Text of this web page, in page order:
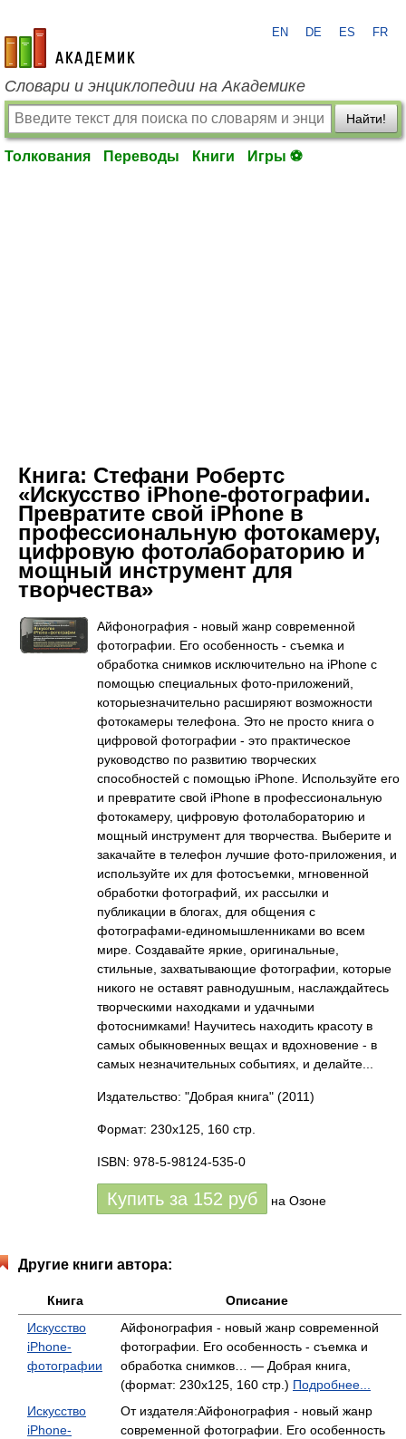
academic.ru
EN DE ES FR
Словари и энциклопедии на Академике
Найти!
Толкования Переводы Книги Игры ⚽
Книга: Стефани Робертс
«Искусство iPhone-фотографии.
Превратите свой iPhone в
профессиональную фотокамеру,
цифровую фотолабораторию и
мощный инструмент для
творчества»
Айфонография - новый жанр современной
фотографии. Его особенность - съемка и
обработка снимков исключительно на iPhone с
помощью специальных фото-приложений,
которыезначительно расширяют возможности
фотокамеры телефона. Это не просто книга о
цифровой фотографии - это практическое
руководство по развитию творческих
способностей с помощью iPhone. Используйте его
и превратите свой iPhone в профессиональную
фотокамеру, цифровую фотолабораторию и
мощный инструмент для творчества. Выберите и
закачайте в телефон лучшие фото-приложения, и
используйте их для фотосъемки, мгновенной
обработки фотографий, их рассылки и
публикации в блогах, для общения с
фотографами-единомышленниками во всем
мире. Создавайте яркие, оригинальные,
стильные, захватывающие фотографии, которые
никого не оставят равнодушным, наслаждайтесь
творческими находками и удачными
фотоснимками! Научитесь находить красоту в
самых обыкновенных вещах и вдохновение - в
самых незначительных событиях, и делайте...
Издательство: "Добрая книга" (2011)
Формат: 230x125, 160 стр.
ISBN: 978-5-98124-535-0
Купить за 152 руб на Озоне
Другие книги автора:
Книга
Описание
Искусство
iPhone-
фотографии
Айфонография - новый жанр современной
фотографии. Его особенность - съемка и
обработка снимков… — Добрая книга,
(формат: 230x125, 160 стр.) Подробнее...
Искусство
iPhone-
От издателя:Айфонография - новый жанр
современной фотографии. Его особенность